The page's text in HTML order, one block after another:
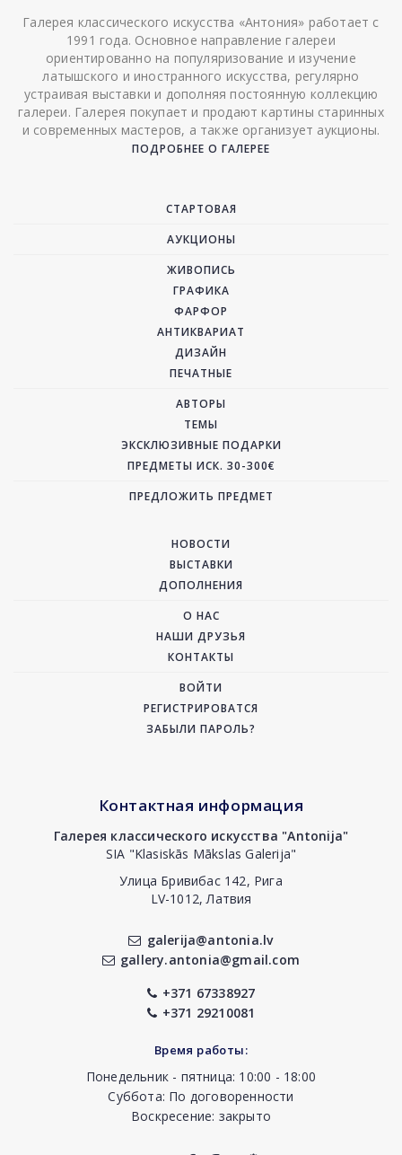
Галерея классического искусства «Антония» работает с
1991 года. Основное направление галереи
ориентированно на популяризование и изучение
латышского и иностранного искусства, регулярно
устраивая выставки и дополняя постоянную коллекцию
галереи. Галерея покупает и продают картины старинных
и современных мастеров, а также организует аукционы.
ПОДРОБНЕЕ О ГАЛЕРЕЕ
СТАРТОВАЯ
АУКЦИОНЫ
ЖИВОПИСЬ
ГРАФИКА
ФАРФОР
АНТИКВАРИАТ
ДИЗАЙН
ПЕЧАТНЫЕ
АВТОРЫ
ТЕМЫ
ЭКСКЛЮЗИВНЫЕ ПОДАРКИ
ПРЕДМЕТЫ ИСК. 30-300€
ПРЕДЛОЖИТЬ ПРЕДМЕТ
НОВОСТИ
ВЫСТАВКИ
ДОПОЛНЕНИЯ
О НАС
НАШИ ДРУЗЬЯ
КОНТАКТЫ
ВОЙТИ
РЕГИСТРИРОВАТСЯ
ЗАБЫЛИ ПАРОЛЬ?
Контактная информация
Галерея классического искусства "Antonija"
SIA "Klasiskās Mākslas Galerija"
Улица Бривибас 142, Рига
LV-1012, Латвия
galerija@antonia.lv
gallery.antonia@gmail.com
+371 67338927
+371 29210081
Время работы:
Понедельник - пятница: 10:00 - 18:00
Суббота: По договоренности
Воскресение: закрыто